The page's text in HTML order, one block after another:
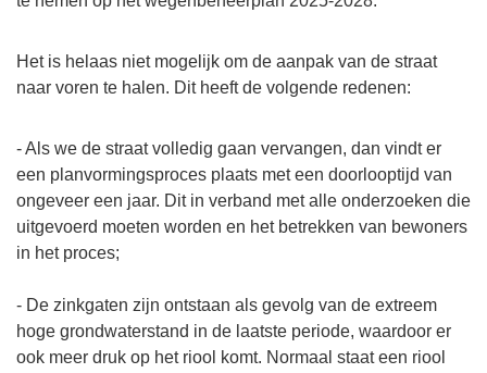
Het is helaas niet mogelijk om de aanpak van de straat
naar voren te halen. Dit heeft de volgende redenen:
- Als we de straat volledig gaan vervangen, dan vindt er
een planvormingsproces plaats met een doorlooptijd van
ongeveer een jaar. Dit in verband met alle onderzoeken die
uitgevoerd moeten worden en het betrekken van bewoners
in het proces;
- De zinkgaten zijn ontstaan als gevolg van de extreem
hoge grondwaterstand in de laatste periode, waardoor er
ook meer druk op het riool komt. Normaal staat een riool